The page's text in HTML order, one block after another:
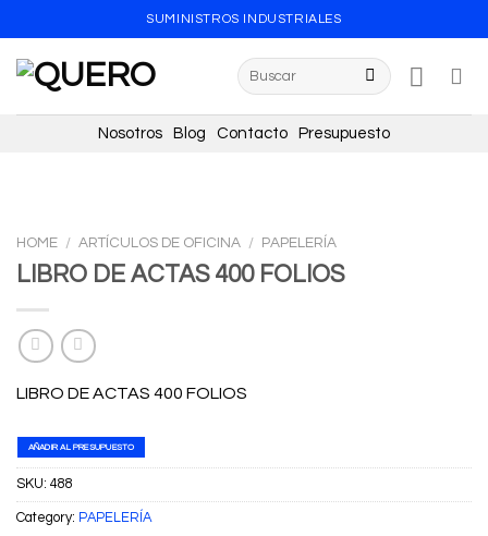
to
content
SUMINISTROS INDUSTRIALES
Search
for:
Nosotros Blog Contacto Presupuesto
HOME / ARTÍCULOS DE OFICINA / PAPELERÍA
LIBRO DE ACTAS 400 FOLIOS
LIBRO DE ACTAS 400 FOLIOS
AÑADIR AL PRESUPUESTO
SKU: 488
Category: PAPELERÍA